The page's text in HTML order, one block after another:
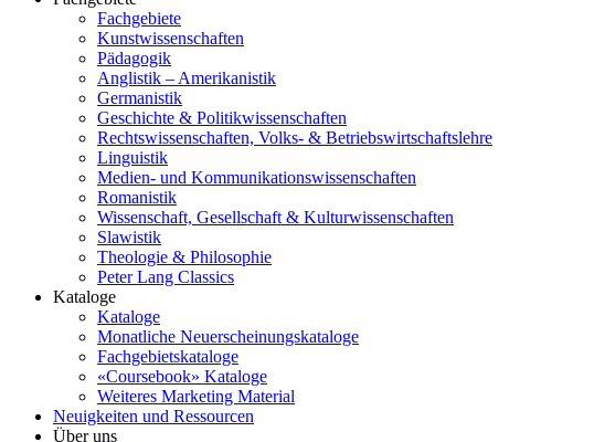
Fachgebiete
Kunstwissenschaften
Pädagogik
Anglistik – Amerikanistik
Germanistik
Geschichte & Politikwissenschaften
Rechtswissenschaften, Volks- & Betriebswirtschaftslehre
Linguistik
Medien- und Kommunikationswissenschaften
Romanistik
Wissenschaft, Gesellschaft & Kulturwissenschaften
Slawistik
Theologie & Philosophie
Peter Lang Classics
Kataloge
Kataloge
Monatliche Neuerscheinungskataloge
Fachgebietskataloge
«Coursebook» Kataloge
Weiteres Marketing Material
Neuigkeiten und Ressourcen
Über uns